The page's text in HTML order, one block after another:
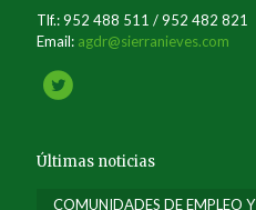
Tlf.: 952 488 511 / 952 482 821
Email: agdr@sierranieves.com
Últimas noticias
COMUNIDADES DE EMPLEO Y